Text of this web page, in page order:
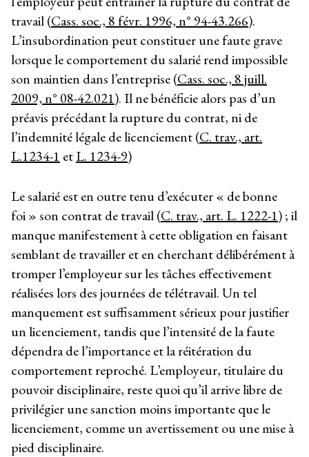
travail (Cass. soc., 8 févr. 1996, n° 94-43.266).
L’insubordination peut constituer une faute grave
lorsque le comportement du salarié rend impossible
son maintien dans l’entreprise (Cass. soc., 8 juill.
2009, n° 08-42.021). Il ne bénéficie alors pas d’un
préavis précédant la rupture du contrat, ni de
l’indemnité légale de licenciement (C. trav., art.
L.1234-1 etL. 1234-9)
Le salarié est en outre tenu d’exécuter « de bonne
foi » son contrat de travail (C. trav., art. L. 1222-1) ; il
manque manifestement à cette obligation en faisant
semblant de travailler et en cherchant délibérément à
tromper l’employeur sur les tâches effectivement
réalisées lors des journées de télétravail. Un tel
manquement est suffisamment sérieux pour justifier
un licenciement, tandis que l’intensité de la faute
dépendra de l’importance et la réitération du
comportement reproché. L’employeur, titulaire du
pouvoir disciplinaire, reste quoi qu’il arrive libre de
privilégier une sanction moins importante que le
licenciement, comme un avertissement ou une mise à
pied disciplinaire.